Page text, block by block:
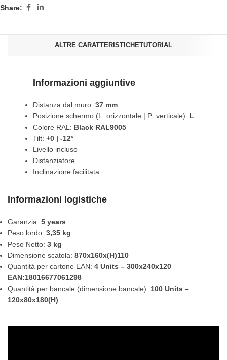
Share:
ALTRE CARATTERISTICHETUTORIAL
Informazioni aggiuntive
Distanza dal muro: 37 mm
Posizione schermo (L: orizzontale | P: verticale): L
Colore RAL: Black RAL9005
Tilt: +0 | -12°
Livello incluso
Distanziatore
Inclinazione facilitata
Informazioni logistiche
Garanzia: 5 years
Peso lordo: 3,35 kg
Peso Netto: 3 kg
Dimensione scatola: 870x160x(H)110
Quantità per cartone EAN: 4 Units – 300x240x120
EAN:18016677061298
Quantità per bancale (dimensione bancale): 100 Units –
120x80x180(H)